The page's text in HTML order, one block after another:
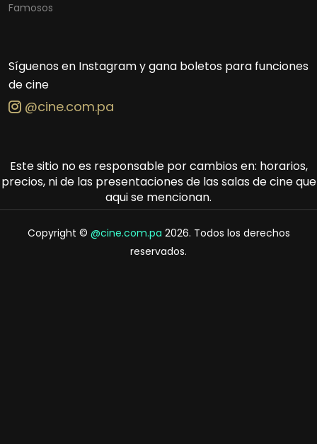
Famosos
Síguenos en Instagram y gana boletos para funciones
de cine
@cine.com.pa
Este sitio no es responsable por cambios en: horarios,
precios, ni de las presentaciones de las salas de cine que
aqui se mencionan.
Copyright © @cine.com.pa 2026. Todos los derechos
reservados.